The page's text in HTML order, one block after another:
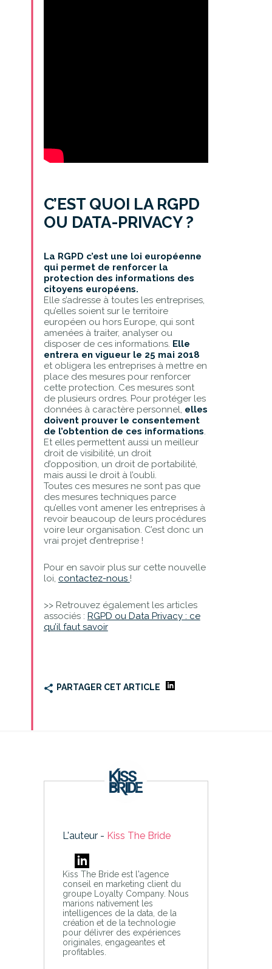
C’EST QUOI LA RGPD
OU DATA-PRIVACY ?
La RGPD c’est une loi européenne
qui permet de renforcer la
protection des informations des
citoyens européens.
Elle s’adresse à toutes les entreprises,
qu’elles soient sur le territoire
européen ou hors Europe, qui sont
amenées à traiter, analyser ou
disposer de ces informations. Elle
entrera en vigueur le 25 mai 2018
et obligera les entreprises à mettre en
place des mesures pour renforcer
cette protection. Ces mesures sont
de plusieurs ordres. Pour protéger les
données à caractère personnel, elles
doivent prouver le consentement
de l’obtention de ces informations.
Et elles permettent aussi un meilleur
droit de visibilité, un droit
d’opposition, un droit de portabilité,
mais aussi le droit à l’oubli.
Toutes ces mesures ne sont pas que
des mesures techniques parce
qu’elles vont amener les entreprises à
revoir beaucoup de leurs procédures
voire leur organisation. C’est donc un
vrai projet d’entreprise !
Pour en savoir plus sur cette nouvelle
loi, contactez-nous !
>> Retrouvez également les articles
associés : RGPD ou Data Privacy : ce
qu’il faut savoir
PARTAGER CET ARTICLE
L'auteur - Kiss The Bride
Kiss The Bride est l'agence
conseil en marketing client du
groupe Loyalty Company. Nous
marions nativement les
intelligences de la data, de la
création et de la technologie
pour délivrer des expériences
originales, engageantes et
profitables.